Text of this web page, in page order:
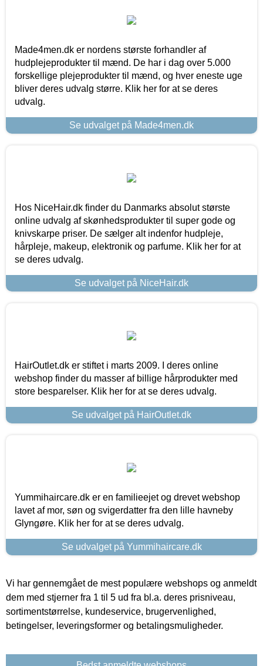
Made4men.dk er nordens største forhandler af
hudplejeprodukter til mænd. De har i dag over 5.000
forskellige plejeprodukter til mænd, og hver eneste uge
bliver deres udvalg større. Klik her for at se deres
udvalg.
Se udvalget på Made4men.dk
Hos NiceHair.dk finder du Danmarks absolut største
online udvalg af skønhedsprodukter til super gode og
knivskarpe priser. De sælger alt indenfor hudpleje,
hårpleje, makeup, elektronik og parfume. Klik her for at
se deres udvalg.
Se udvalget på NiceHair.dk
HairOutlet.dk er stiftet i marts 2009. I deres online
webshop finder du masser af billige hårprodukter med
store besparelser. Klik her for at se deres udvalg.
Se udvalget på HairOutlet.dk
Yummihaircare.dk er en familieejet og drevet webshop
lavet af mor, søn og svigerdatter fra den lille havneby
Glyngøre. Klik her for at se deres udvalg.
Se udvalget på Yummihaircare.dk
Vi har gennemgået de mest populære webshops og anmeldt
dem med stjerner fra 1 til 5 ud fra bl.a. deres prisniveau,
sortimentstørrelse, kundeservice, brugervenlighed,
betingelser, leveringsformer og betalingsmuligheder.